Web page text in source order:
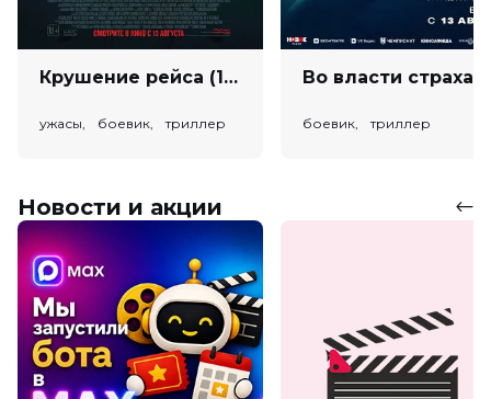
Крушение рейса (18+)
ужасы, боевик, триллер боевик, триллер
Новости и акции